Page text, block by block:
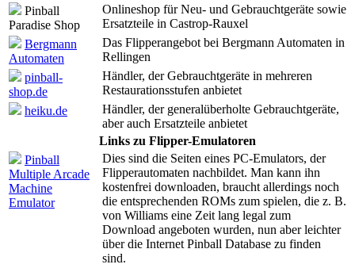
Pinball
Paradise Shop
Onlineshop für Neu- und Gebrauchtgeräte sowie
Ersatzteile in Castrop-Rauxel
Bergmann
Automaten
Das Flipperangebot bei Bergmann Automaten in
Rellingen
pinball-
shop.de
Händler, der Gebrauchtgeräte in mehreren
Restaurationsstufen anbietet
heiku.de
Händler, der generalüberholte Gebrauchtgeräte,
aber auch Ersatzteile anbietet
Links zu Flipper-Emulatoren
Pinball
Multiple Arcade
Machine
Emulator
Dies sind die Seiten eines PC-Emulators, der
Flipperautomaten nachbildet. Man kann ihn
kostenfrei downloaden, braucht allerdings noch
die entsprechenden ROMs zum spielen, die z. B.
von Williams eine Zeit lang legal zum
Download angeboten wurden, nun aber leichter
über die Internet Pinball Database zu finden
sind.